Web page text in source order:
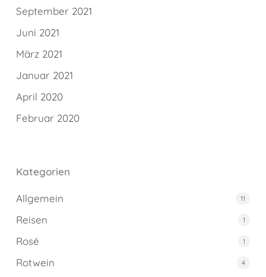
September 2021
Juni 2021
März 2021
Januar 2021
April 2020
Februar 2020
Kategorien
Allgemein 11
Reisen 1
Rosé 1
Rotwein 4